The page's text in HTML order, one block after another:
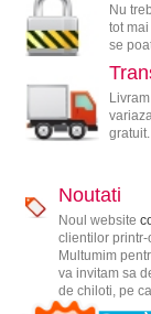
Nu
tot
se
gratuit.
Noutati
Noul website
clientilor
Multumim
va invitam sa
de chiloti, pe